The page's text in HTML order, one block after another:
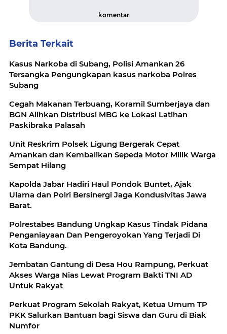
komentar
Berita Terkait
Kasus Narkoba di Subang, Polisi Amankan 26
Tersangka Pengungkapan kasus narkoba Polres
Subang
Cegah Makanan Terbuang, Koramil Sumberjaya dan
BGN Alihkan Distribusi MBG ke Lokasi Latihan
Paskibraka Palasah
Unit Reskrim Polsek Ligung Bergerak Cepat
Amankan dan Kembalikan Sepeda Motor Milik Warga
Sempat Hilang
Kapolda Jabar Hadiri Haul Pondok Buntet, Ajak
Ulama dan Polri Bersinergi Jaga Kondusivitas Jawa
Barat.
Polrestabes Bandung Ungkap Kasus Tindak Pidana
Penganiayaan Dan Pengeroyokan Yang Terjadi Di
Kota Bandung.
Jembatan Gantung di Desa Hou Rampung, Perkuat
Akses Warga Nias Lewat Program Bakti TNI AD
Untuk Rakyat
Perkuat Program Sekolah Rakyat, Ketua Umum TP
PKK Salurkan Bantuan bagi Siswa dan Guru di Biak
Numfor